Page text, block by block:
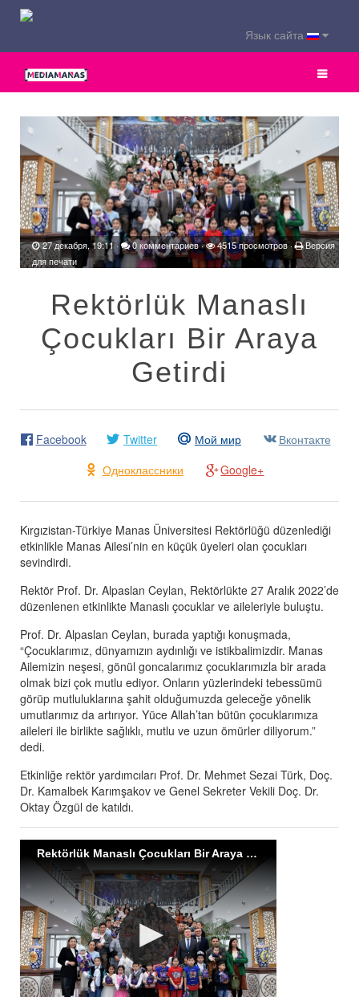
Язык сайта
27 декабря, 19:11· 0 комментариев· 4515 просмотров ·
Версия
для печати
Rektörlük Manaslı
Çocukları Bir Araya
Getirdi
Facebook Twitter Мой мир
Вконтакте
Одноклассники
Google+
Kırgızistan-Türkiye Manas Üniversitesi Rektörlüğü düzenlediği
etkinlikle Manas Ailesi’nin en küçük üyeleri olan çocukları
sevindirdi.
Rektör Prof. Dr. Alpaslan Ceylan, Rektörlükte 27 Aralık 2022’de
düzenlenen etkinlikte Manaslı çocuklar ve aileleriyle buluştu.
Prof. Dr. Alpaslan Ceylan, burada yaptığı konuşmada,
“Çocuklarımız, dünyamızın aydınlığı ve istikbalimizdir. Manas
Ailemizin neşesi, gönül goncalarımız çocuklarımızla bir arada
olmak bizi çok mutlu ediyor. Onların yüzlerindeki tebessümü
görüp mutluluklarına şahit olduğumuzda geleceğe yönelik
umutlarımız da artırıyor. Yüce Allah’tan bütün çocuklarımıza
aileleri ile birlikte sağlıklı, mutlu ve uzun ömürler diliyorum.”
dedi.
Etkinliğe rektör yardımcıları Prof. Dr. Mehmet Sezai Türk, Doç.
Dr. Kamalbek Karımşakov ve Genel Sekreter Vekili Doç. Dr.
Oktay Özgül de katıldı.
Rektörlük Manaslı Çocukları Bir Araya Getirdi